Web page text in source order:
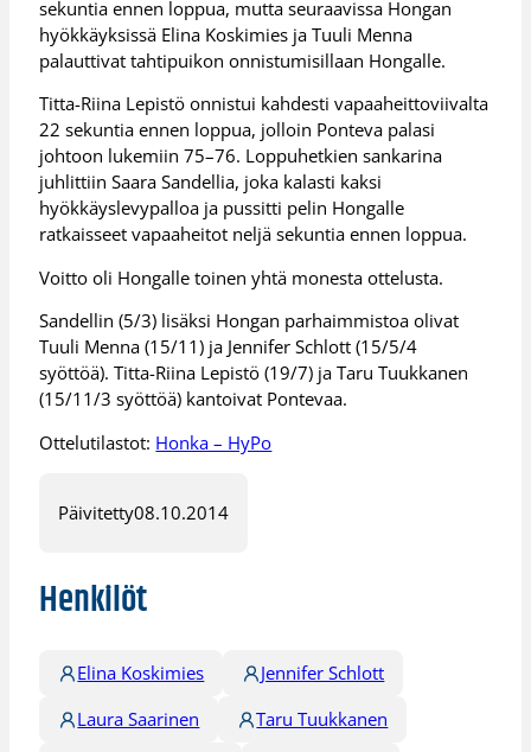
sekuntia ennen loppua, mutta seuraavissa Hongan
hyökkäyksissä Elina Koskimies ja Tuuli Menna
palauttivat tahtipuikon onnistumisillaan Hongalle.
Titta-Riina Lepistö onnistui kahdesti vapaaheittoviivalta
22 sekuntia ennen loppua, jolloin Ponteva palasi
johtoon lukemiin 75–76. Loppuhetkien sankarina
juhlittiin Saara Sandellia, joka kalasti kaksi
hyökkäyslevypalloa ja pussitti pelin Hongalle
ratkaisseet vapaaheitot neljä sekuntia ennen loppua.
Voitto oli Hongalle toinen yhtä monesta ottelusta.
Sandellin (5/3) lisäksi Hongan parhaimmistoa olivat
Tuuli Menna (15/11) ja Jennifer Schlott (15/5/4
syöttöä). Titta-Riina Lepistö (19/7) ja Taru Tuukkanen
(15/11/3 syöttöä) kantoivat Pontevaa.
Ottelutilastot: Honka – HyPo
Päivitetty08.10.2014
Henkilöt
Elina Koskimies
Jennifer Schlott
Laura Saarinen
Taru Tuukkanen